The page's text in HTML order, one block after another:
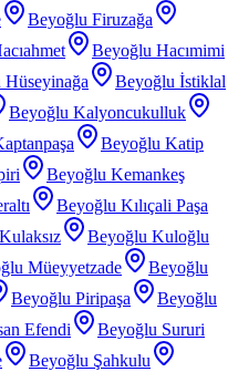
Beyoğlu Firuzağa
Beyoğlu Hacımimi
Beyoğlu İstiklal
Beyoğlu Kalyoncukulluk
Beyoğlu Katip
Beyoğlu Kemankeş
Beyoğlu Kılıçali Paşa
Beyoğlu Kuloğlu
Müeyyetzade
Beyoğlu
Beyoğlu Piripaşa
Beyoğlu
Efendi
Beyoğlu Sururi
Beyoğlu Şahkulu